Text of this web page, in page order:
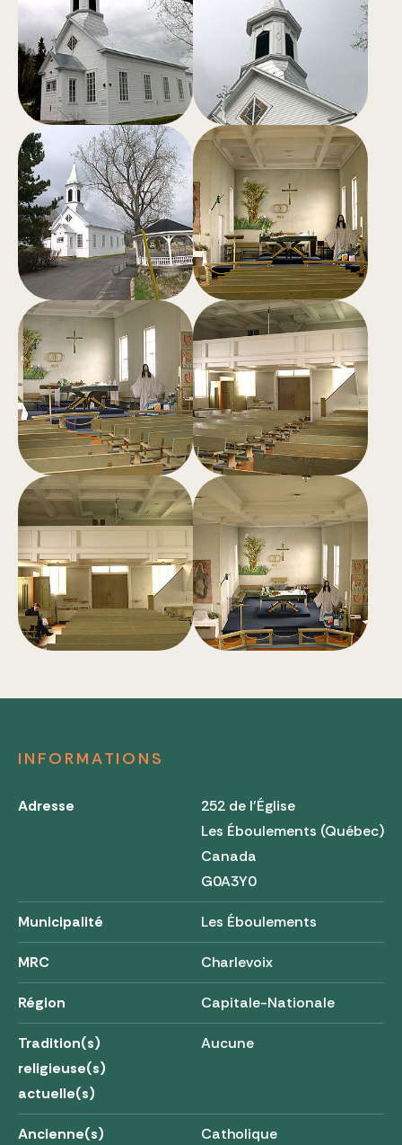
INFORMATIONS
Adresse
252 de l'Église
Les Éboulements (Québec)
Canada
G0A3Y0
Municipalité Les Éboulements
MRC Charlevoix
Région Capitale-Nationale
Tradition(s)
religieuse(s)
actuelle(s)
Aucune
Ancienne(s)
Catholique